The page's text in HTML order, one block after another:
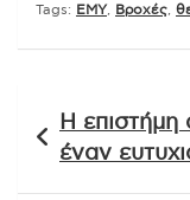
Tags: EMY, Βροχές
άρθρων
Η επιστήμη
έναν